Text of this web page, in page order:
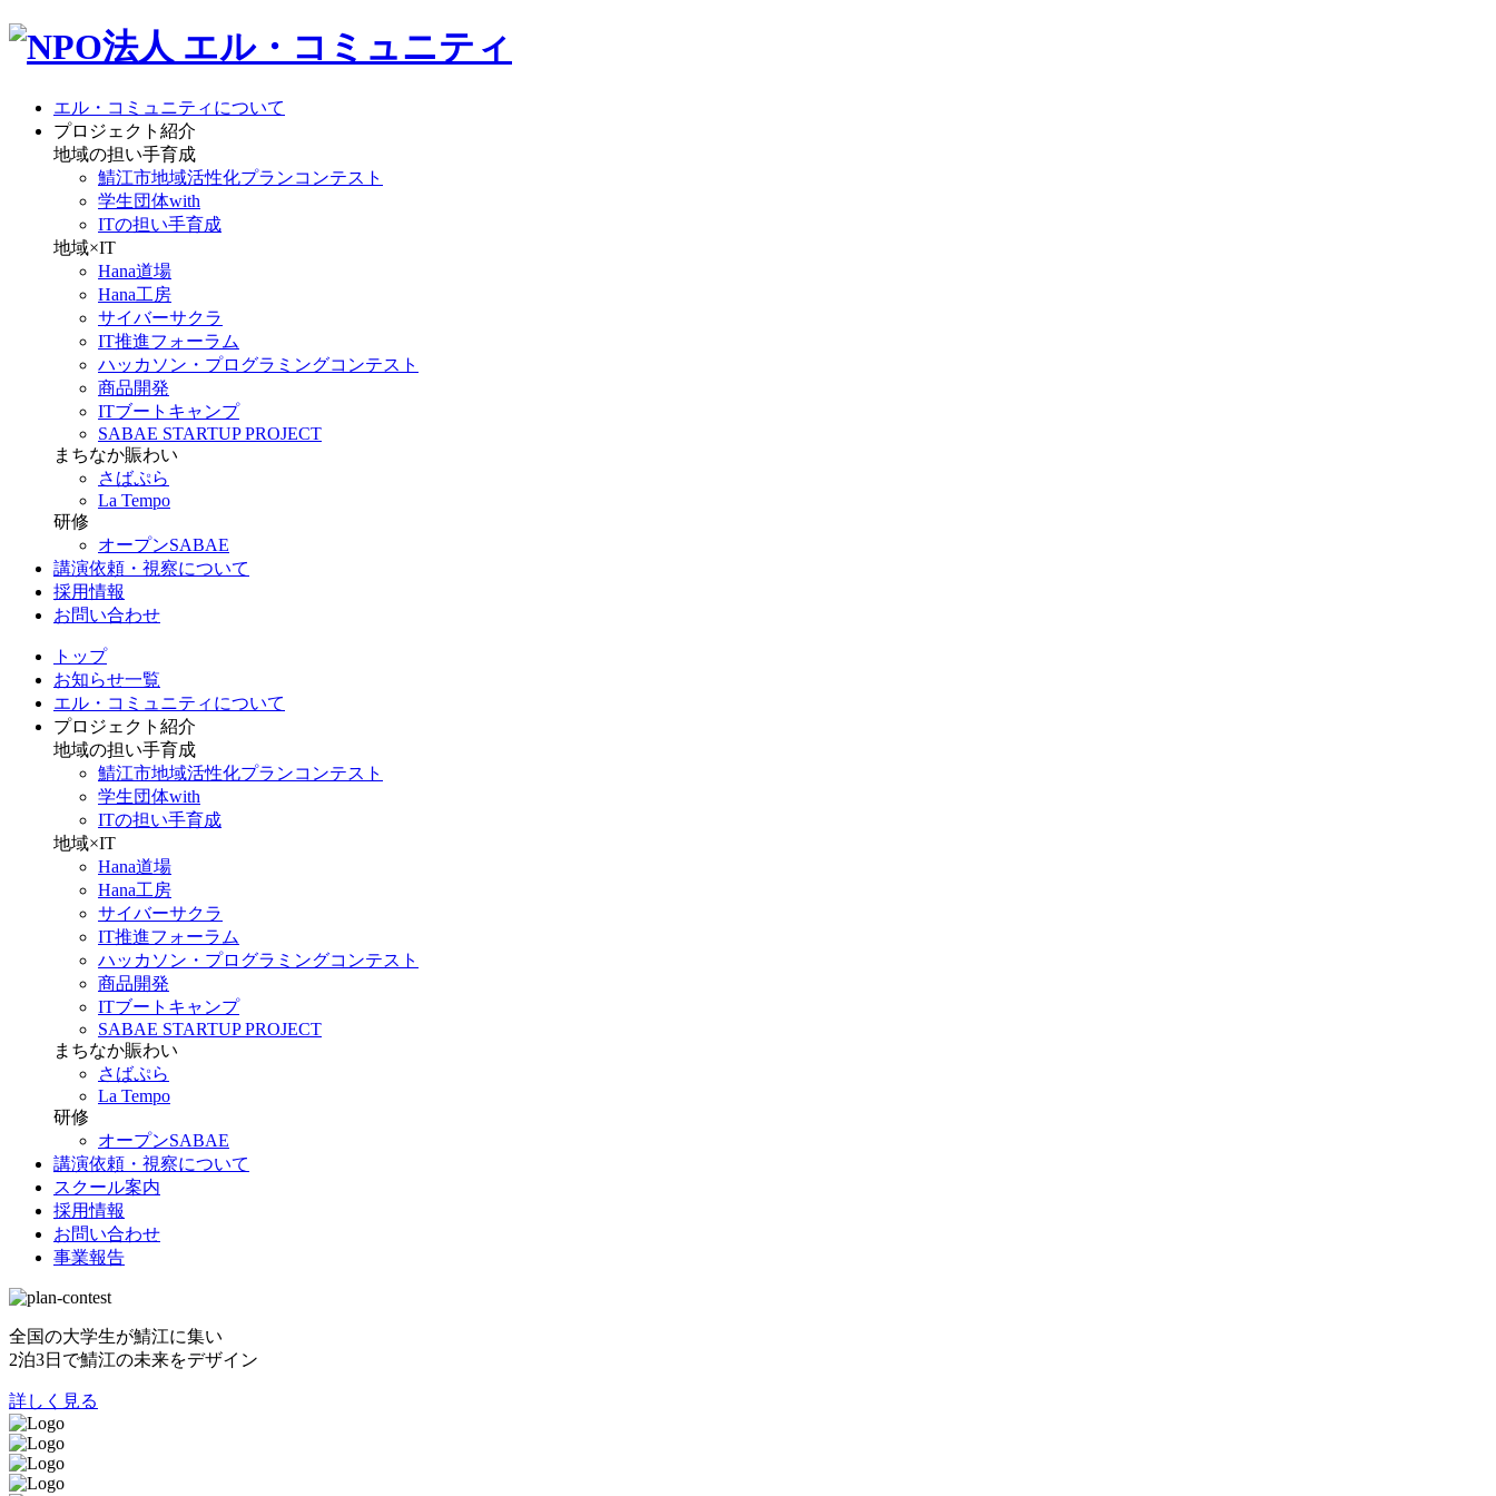
エル・コミュニティについて
プロジェクト紹介
地域の担い手育成
鯖江市地域活性化プランコンテスト
学生団体with
ITの担い手育成
地域×IT
Hana道場
Hana工房
サイバーサクラ
IT推進フォーラム
ハッカソン・プログラミングコンテスト
商品開発
ITブートキャンプ
SABAE STARTUP PROJECT
まちなか賑わい
さばぷら
La Tempo
研修
オープンSABAE
講演依頼・視察について
採用情報
お問い合わせ
トップ
お知らせ一覧
エル・コミュニティについて
プロジェクト紹介
地域の担い手育成
鯖江市地域活性化プランコンテスト
学生団体with
ITの担い手育成
地域×IT
Hana道場
Hana工房
サイバーサクラ
IT推進フォーラム
ハッカソン・プログラミングコンテスト
商品開発
ITブートキャンプ
SABAE STARTUP PROJECT
まちなか賑わい
さばぷら
La Tempo
研修
オープンSABAE
講演依頼・視察について
スクール案内
採用情報
お問い合わせ
事業報告
全国の大学生が鯖江に集い
2泊3日で鯖江の未来をデザイン
詳しく見る